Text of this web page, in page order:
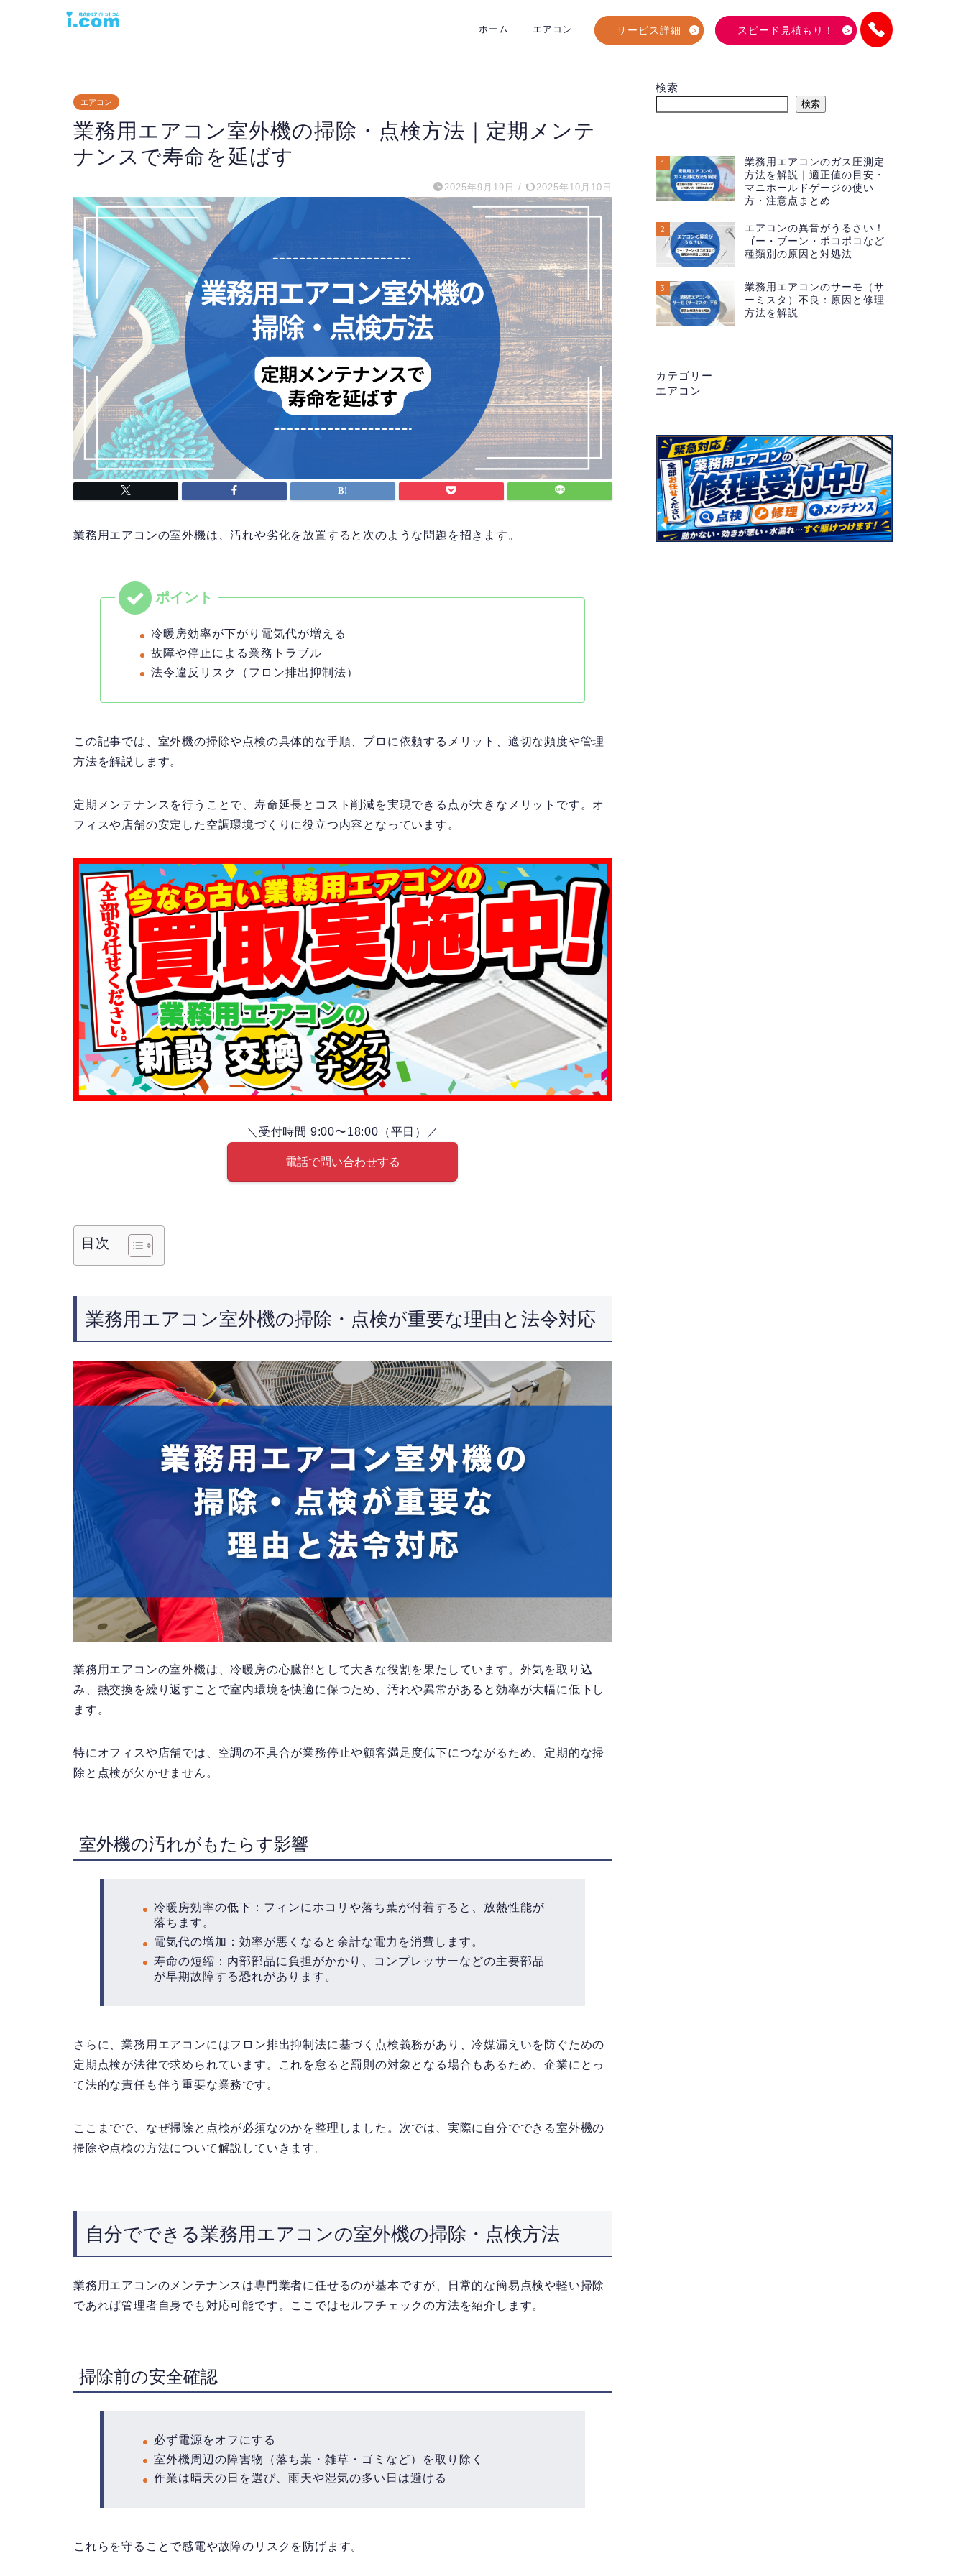
ホーム エアコン サービス詳細 スピード見積もり！
エアコン
業務用エアコン室外機の掃除・点検方法｜定期メンテ
ナンスで寿命を延ばす
2025年9月19日 / 2025年10月10日
業務用エアコンの室外機は、汚れや劣化を放置すると次のような問題を招きます。
冷暖房効率が下がり電気代が増える
故障や停止による業務トラブル
法令違反リスク（フロン排出抑制法）
この記事では、室外機の掃除や点検の具体的な手順、プロに依頼するメリット、適切な頻度や管理
方法を解説します。
定期メンテナンスを行うことで、 寿命延長とコスト削減を実現できる点が大きなメリットです。オ
フィスや店舗の安定した空調環境づくりに役立つ内容となっています 。
＼受付時間 9:00〜18:00（平日）／
電話で問い合わせする
目次
業務用エアコン室外機の掃除・点検が重要な理由と法令対応
業務用エアコンの室外機は、冷暖房の心臓部として大きな役割を果たしています。外気を取り込
み、熱交換を繰り返すことで室内環境を快適に保つため、汚れや異常があると効率が大幅に低下し
ます。
特にオフィスや店舗では、空調の不具合が業務停止や顧客満足度低下につながるため、定期的な掃
除と点検が欠かせません。
室外機の汚れがもたらす影響
冷暖房効率の低下：フィンにホコリや落ち葉が付着すると、放熱性能が
落ちます。
電気代の増加：効率が悪くなると余計な電力を消費します。
寿命の短縮：内部部品に負担がかかり、コンプレッサーなどの主要部品
が早期故障する恐れがあります。
さらに、業務用エアコンにはフロン排出抑制法に基づく点検義務があり、冷媒漏えいを防ぐための
定期点検が法律で求められています。これを怠ると罰則の対象となる場合もあるため、企業にとっ
て法的な責任も伴う重要な業務です。
ここまでで、なぜ掃除と点検が必須なのかを整理しました。次では、実際に自分でできる室外機の
掃除や点検の方法について解説していきます。
自分でできる業務用エアコンの室外機の掃除・点検方法
業務用エアコンのメンテナンスは専門業者に任せるのが基本ですが、日常的な簡易点検や軽い掃除
であれば管理者自身でも対応可能です。ここではセルフチェックの方法を紹介します。
掃除前の安全確認
必ず電源をオフにする
室外機周辺の障害物（落ち葉・雑草・ゴミなど）を取り除く
作業は晴天の日を選び、雨天や湿気の多い日は避ける
これらを守ることで感電や故障のリスクを防げます。
検索
検索
1
業務用エアコンのガス圧測定
方法を解説｜適正値の目安・
マニホールドゲージの使い
方・注意点まとめ
2
エアコンの異音がうるさい！
ゴー・ブーン・ポコポコなど
種類別の原因と対処法
3
業務用エアコンのサーモ（サ
ーミスタ）不良：原因と修理
方法を解説
カテゴリー
エアコン